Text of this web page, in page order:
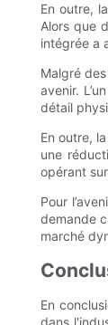
En outre,
Alors que
intégrée a
Malgré
avenir.
détail
En outre,
une
opérant
Pour
demande
marché
En